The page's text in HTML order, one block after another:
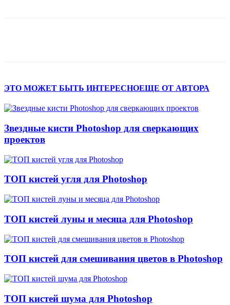
ЭТО МОЖЕТ БЫТЬ ИНТЕРЕСНОЕЩЕ ОТ АВТОРА
Звездные кисти Photoshop для сверкающих
проектов
ТОП кистей угля для Photoshop
ТОП кистей луны и месяца для Photoshop
ТОП кистей для смешивания цветов в Photoshop
ТОП кистей шума для Photoshop